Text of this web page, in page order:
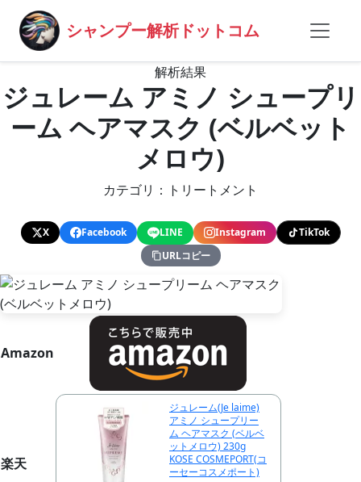
シャンプー解析ドットコム
解析結果
ジュレーム アミノ シュープリ
ーム ヘアマスク (ベルベット
メロウ)
カテゴリ：トリートメント
X Facebook LINE Instagram
TikTok
URLコピー
Amazon
楽天
ジュレーム(Je laime)
アミノ シュープリー
ム ヘアマスク (ベルベ
ットメロウ) 230g
KOSE COSMEPORT(コ
ーセーコスメポート)